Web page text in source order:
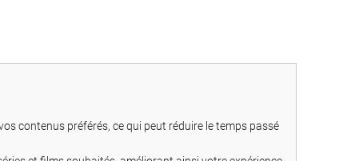
contenus préférés, ce qui peut réduire le temps passé